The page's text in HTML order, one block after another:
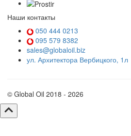
Наши контакты
050 444 0213
095 579 8382
sales@globaloil.biz
ул. Архитектора Вербицкого, 1л
© Global Oil 2018 - 2026